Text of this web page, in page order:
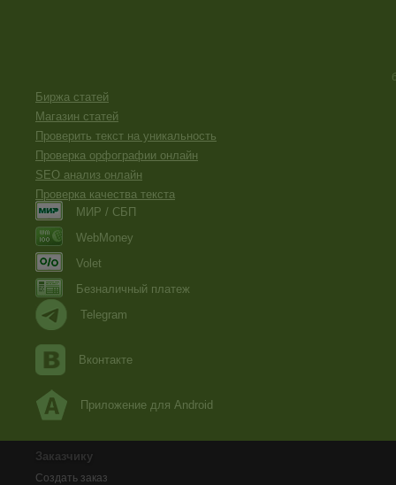
Биржа статей
Магазин статей
Проверить текст на уникальность
Проверка орфографии онлайн
SEO анализ онлайн
Проверка качества текста
МИР / СБП
WebMoney
Volet
Безналичный платеж
Telegram
Вконтакте
Приложение для Android
Заказчику
Создать заказ